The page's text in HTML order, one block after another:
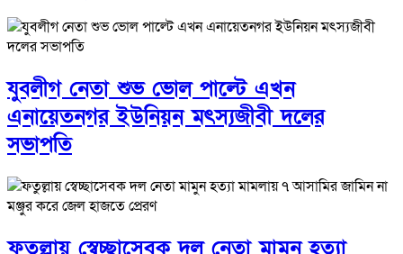
যুবলীগ নেতা শুভ ভোল পাল্টে এখন
এনায়েতনগর ইউনিয়ন মৎস্যজীবী দলের
সভাপতি
ফতুল্লায় স্বেচ্ছাসেবক দল নেতা মামুন হত্যা